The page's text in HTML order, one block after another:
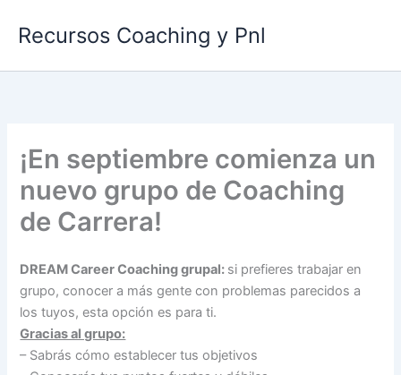
Recursos Coaching y Pnl
¡En septiembre comienza un
nuevo grupo de Coaching
de Carrera!
DREAM Career Coaching grupal: si prefieres trabajar en
grupo, conocer a más gente con problemas parecidos a
los tuyos, esta opción es para ti.
Gracias al grupo:
– Sabrás cómo establecer tus objetivos